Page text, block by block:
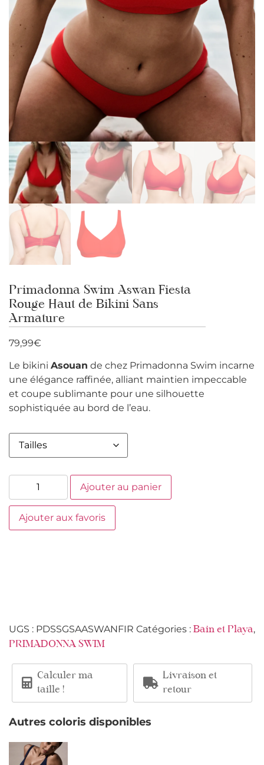
Primadonna Swim Aswan Fiesta
Rouge Haut de Bikini Sans
Armature
79,99€
Le bikini Asouan de chez Primadonna Swim incarne
une élégance raffinée, alliant maintien impeccable
et coupe sublimante pour une silhouette
sophistiquée au bord de l’eau.
Ajouter au panier
Ajouter aux favoris
UGS : PDSSGSAASWANFIR Catégories : Bain et Playa,
PRIMADONNA SWIM
Calculer ma
taille !
Livraison et
retour
Autres coloris disponibles